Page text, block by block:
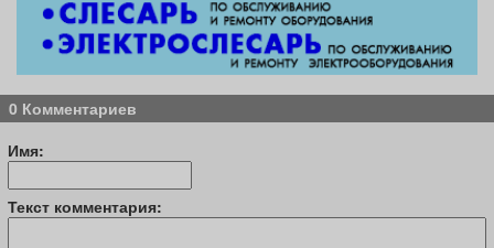
0 Комментариев
Имя:
Текст комментария: